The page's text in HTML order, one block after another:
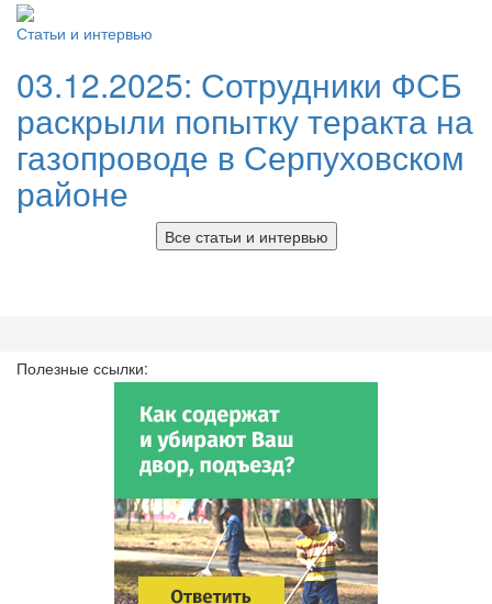
Статьи и интервью
03.12.2025: Сотрудники ФСБ
раскрыли попытку теракта на
газопроводе в Серпуховском
районе
Все статьи и интервью
Полезные ссылки: